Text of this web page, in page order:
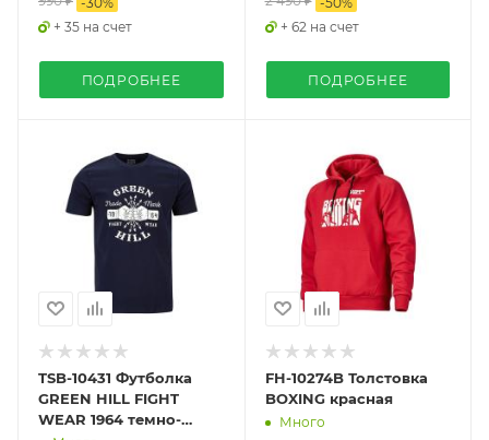
+ 35 на счет
ПОДРОБНЕЕ
+ 62 на счет
ПОДРОБНЕЕ
TSB-10431 Футболка
GREEN HILL FIGHT
WEAR 1964 темно-
FH-10274B Толстовка
BOXING красная
Много